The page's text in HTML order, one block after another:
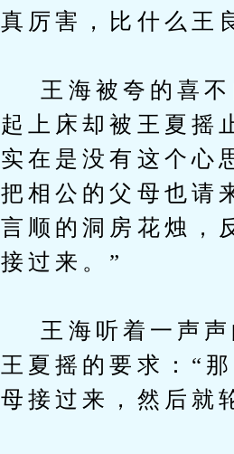
真厉害，比什么王
王海被夸的喜不
起上床却被王夏摇
实在是没有这个心
把相公的父母也请
言顺的洞房花烛，
接过来。”
王海听着一声声
王夏摇的要求：“
母接过来，然后就